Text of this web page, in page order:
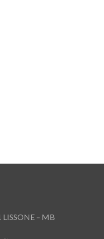
LISSONE – MB